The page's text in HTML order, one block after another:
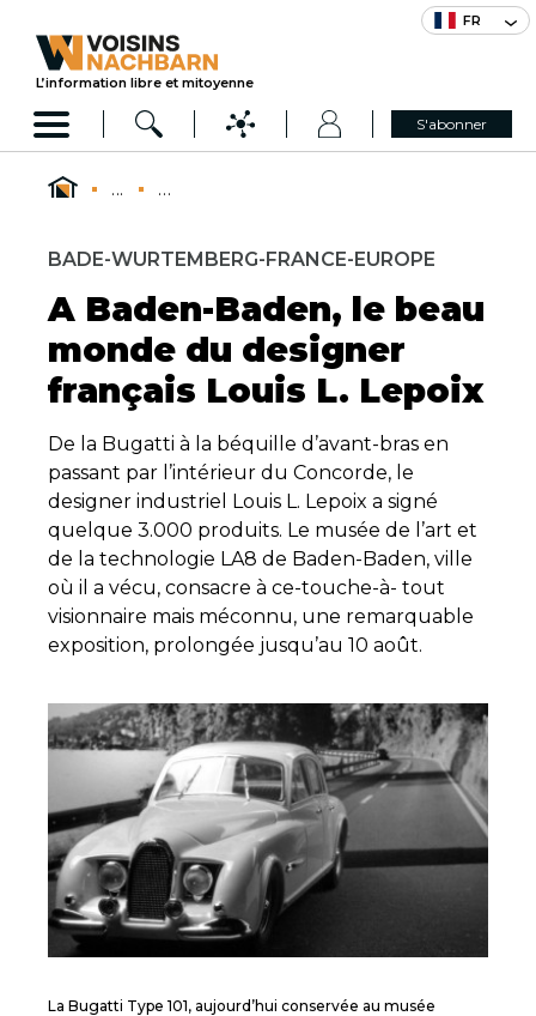
FR
L’information libre et mitoyenne
S'abonner
... ...
BADE-WURTEMBERG-FRANCE-EUROPE
A Baden-Baden, le beau
monde du designer
français Louis L. Lepoix
De la Bugatti à la béquille d’avant-bras en
passant par l’intérieur du Concorde, le
designer industriel Louis L. Lepoix a signé
quelque 3.000 produits. Le musée de l’art et
de la technologie LA8 de Baden-Baden, ville
où il a vécu, consacre à ce-touche-à- tout
visionnaire mais méconnu, une remarquable
exposition, prolongée jusqu’au 10 août.
La Bugatti Type 101, aujourd’hui conservée au musée